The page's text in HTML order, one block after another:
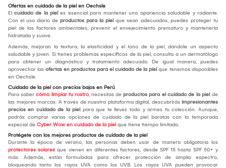
Ofertas en cuidado de la piel en Oechsle
El cuidado de la piel es esencial para mantener una apariencia saludable y radiante.
Con el uso diario de productos para la piel que sean adecuados, puedes proteger tu
piel de los factores ambientales, prevenir el envejecimiento prematuro y mantenerla
hidratada y suave.
Además, mejoran la textura, la elasticidad y el tono de la piel, dándole un aspecto
saludable y joven. Si tienes problemas específicos de la piel, consulta a un dermatólogo
para obtener un diagnóstico y tratamiento adecuado. De igual manera, puedes
aprovechar las ofertas en productos para el cuidado de la piel que tenemos disponibles
en Oechsle.
Cuidado de la piel con precios bajos en Perú
Para saber cómo limpiar tu rostro, necesitas de productos para el cuidado de la piel de
las mejores marcas. A través de nuestra plataforma digital, descubrirás impresionantes
precios en cuidado de la piel para que te lleves todo y armes tu colección. Aunque,
podrás comprar varias opciones de cuidado de la piel baratas con la temporada
especial de Cyber Wow en cuidado de la piel que tiene tiempo limitado.
Protégete con los mejores productos de cuidado de la piel
Durante la época de verano, las personas deben usar de manera obligatoria los
protectores solares que vienen en diferentes factores, desde SPF 15 hasta SPF 50+ y
más. Además, están formulados para ofrecer protección de amplio espectro,
bloqueando tanto los rayos UVA como los UVB. Los rayos UVA pueden provocar